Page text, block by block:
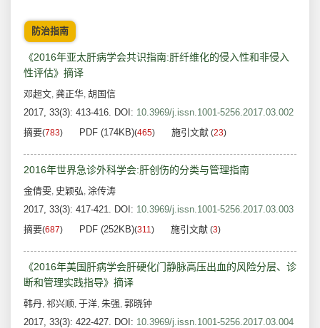
防治指南
《2016年亚太肝病学会共识指南:肝纤维化的侵入性和非侵入
性评估》摘译
邓超文, 龚正华, 胡国信
2017, 33(3): 413-416. DOI: 10.3969/j.issn.1001-5256.2017.03.002
摘要(783) PDF (174KB)(465) 施引文献 (23)
2016年世界急诊外科学会:肝创伤的分类与管理指南
金倩雯, 史颖弘, 涂传涛
2017, 33(3): 417-421. DOI: 10.3969/j.issn.1001-5256.2017.03.003
摘要(687) PDF (252KB)(311) 施引文献 (3)
《2016年美国肝病学会肝硬化门静脉高压出血的风险分层、诊
断和管理实践指导》摘译
韩丹, 祁兴顺, 于洋, 朱强, 郭晓钟
2017, 33(3): 422-427. DOI: 10.3969/j.issn.1001-5256.2017.03.004